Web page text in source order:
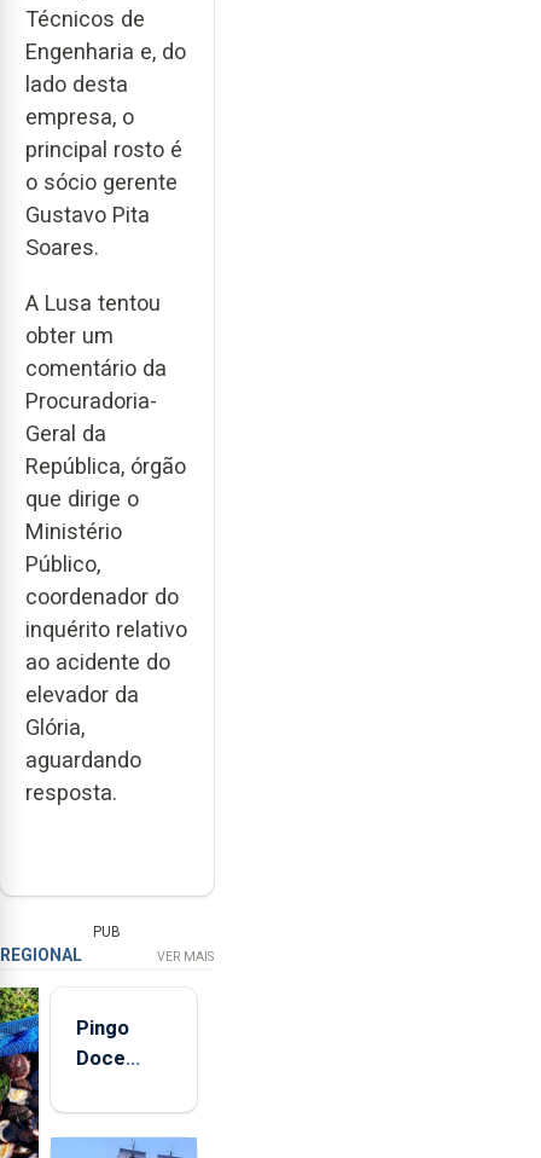
Técnicos de
Engenharia e, do
lado desta
empresa, o
principal rosto é
o sócio gerente
Gustavo Pita
Soares.
A Lusa tentou
obter um
comentário da
Procuradoria-
Geral da
República, órgão
que dirige o
Ministério
Público,
coordenador do
inquérito relativo
ao acidente do
elevador da
Glória,
aguardando
resposta.
PUB
REGIONAL VER MAIS
Pingo
Doce
quinta-
feira nova